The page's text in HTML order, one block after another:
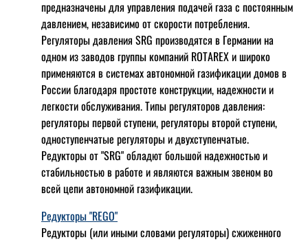
предназначены для управления подачей газа с постоянным
давлением, независимо от скорости потребления.
Регуляторы давления SRG производятся в Германии на
одном из заводов группы компаний ROTAREX и широко
применяются в системах автономной газификации домов в
России благодаря простоте конструкции, надежности и
легкости обслуживания. Типы регуляторов давления:
регуляторы первой ступени, регуляторы второй ступени,
одноступенчатые регуляторы и двухступенчатые.
Редукторы от "SRG" обладют большой надежностью и
стабильностью в работе и являются важным звеном во
всей цепи автономной газификации.
Редукторы "REGO"
Редукторы (или иными словами регуляторы) сжиженного